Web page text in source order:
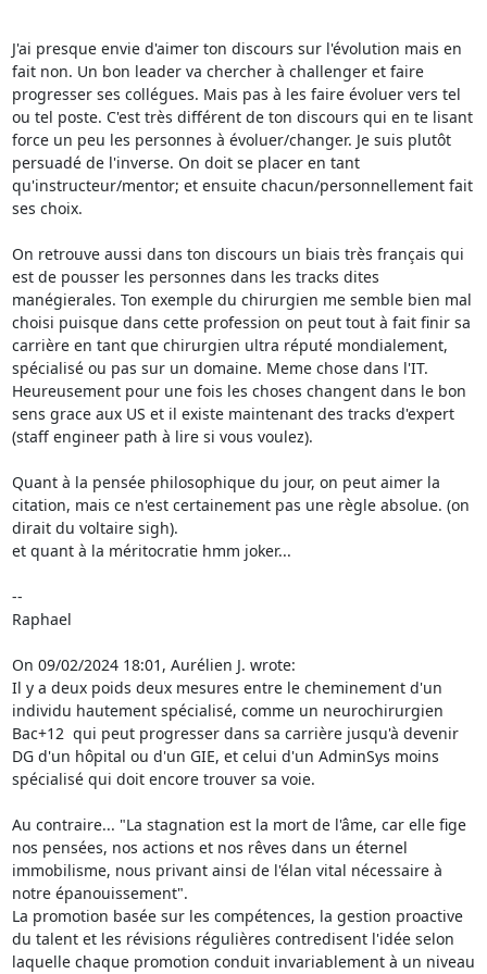
J'ai presque envie d'aimer ton discours sur l'évolution mais en
fait non. Un bon leader va chercher à challenger et faire
progresser ses collégues. Mais pas à les faire évoluer vers tel
ou tel poste. C'est très différent de ton discours qui en te lisant
force un peu les personnes à évoluer/changer. Je suis plutôt
persuadé de l'inverse. On doit se placer en tant
qu'instructeur/mentor; et ensuite chacun/personnellement fait
ses choix.
On retrouve aussi dans ton discours un biais très français qui
est de pousser les personnes dans les tracks dites
manégierales. Ton exemple du chirurgien me semble bien mal
choisi puisque dans cette profession on peut tout à fait finir sa
carrière en tant que chirurgien ultra réputé mondialement,
spécialisé ou pas sur un domaine. Meme chose dans l'IT.
Heureusement pour une fois les choses changent dans le bon
sens grace aux US et il existe maintenant des tracks d'expert
(staff engineer path à lire si vous voulez).
Quant à la pensée philosophique du jour, on peut aimer la
citation, mais ce n'est certainement pas une règle absolue. (on
dirait du voltaire sigh).
et quant à la méritocratie hmm joker...
--
Raphael
On 09/02/2024 18:01, Aurélien J. wrote:
Il y a deux poids deux mesures entre le cheminement d'un
individu hautement spécialisé, comme un neurochirurgien
Bac+12  qui peut progresser dans sa carrière jusqu'à devenir
DG d'un hôpital ou d'un GIE, et celui d'un AdminSys moins
spécialisé qui doit encore trouver sa voie.
Au contraire... "La stagnation est la mort de l'âme, car elle fige
nos pensées, nos actions et nos rêves dans un éternel
immobilisme, nous privant ainsi de l'élan vital nécessaire à
notre épanouissement".
La promotion basée sur les compétences, la gestion proactive
du talent et les révisions régulières contredisent l'idée selon
laquelle chaque promotion conduit invariablement à un niveau